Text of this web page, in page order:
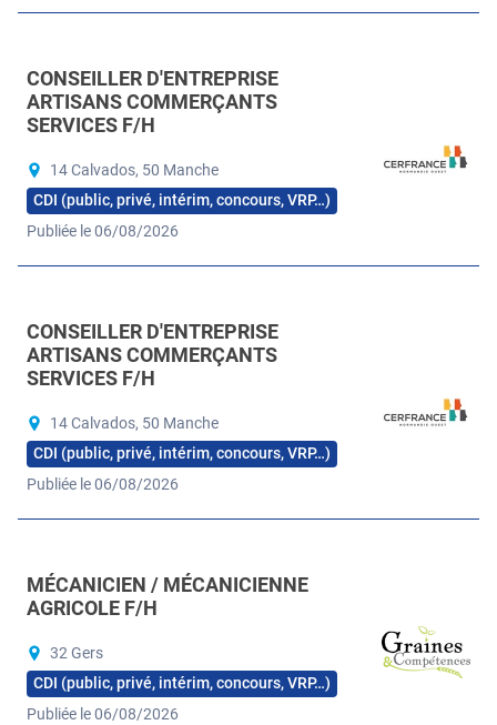
CONSEILLER D'ENTREPRISE
ARTISANS COMMERÇANTS
SERVICES F/H
14 Calvados, 50 Manche
CDI (public, privé, intérim, concours, VRP…)
Publiée le 06/08/2026
CONSEILLER D'ENTREPRISE
ARTISANS COMMERÇANTS
SERVICES F/H
14 Calvados, 50 Manche
CDI (public, privé, intérim, concours, VRP…)
Publiée le 06/08/2026
MÉCANICIEN / MÉCANICIENNE
AGRICOLE F/H
32 Gers
CDI (public, privé, intérim, concours, VRP…)
Publiée le 06/08/2026